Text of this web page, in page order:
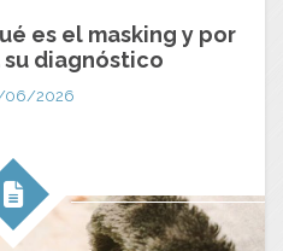
es el masking y por
diagnóstico
06/2026